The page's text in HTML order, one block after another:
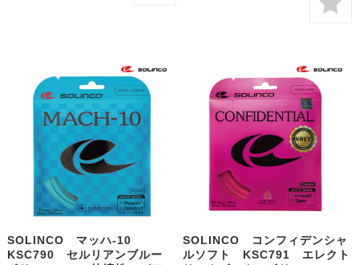
SOLINCO マッハ-10
KSC790 セルリアンブルー
SOLINCO コンフィデンシャ
ルソフト KSC791 エレクト